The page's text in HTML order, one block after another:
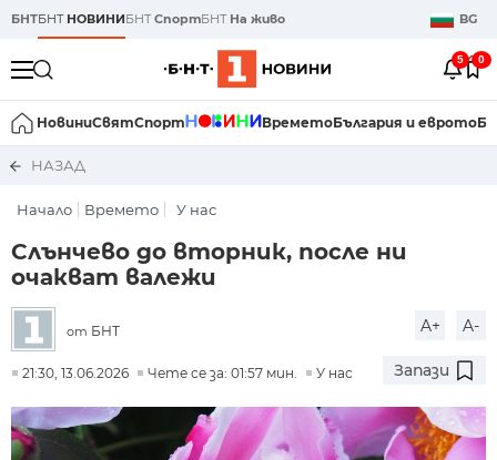
БНТБНТ НОВИНИБНТСпортБНТ На живо BG
5 0
НовиниСвятСпорт ВреметоБългария и еврото
НАЗАД
Начало Времето У нас
Слънчево до вторник, после ни
очакват валежи
от БНТ A+ A-
21:30, 13.06.2026 Чете се за: 01:57 мин. У нас Запази